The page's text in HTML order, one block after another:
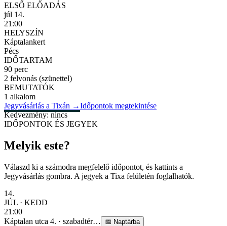
ELSŐ ELŐADÁS
júl 14.
21:00
HELYSZÍN
Káptalankert
Pécs
IDŐTARTAM
90 perc
2 felvonás (szünettel)
BEMUTATÓK
1 alkalom
Jegyvásárlás a Tixán →Időpontok megtekintése
Kedvezmény: nincs
IDŐPONTOK ÉS JEGYEK
Melyik este?
Válaszd ki a számodra megfelelő időpontot, és kattints a
Jegyvásárlás gombra. A jegyek a Tixa felületén foglalhatók.
14.
JÚL · KEDD
21:00
Káptalan utca 4. · szabadtér… 📅 Naptárba